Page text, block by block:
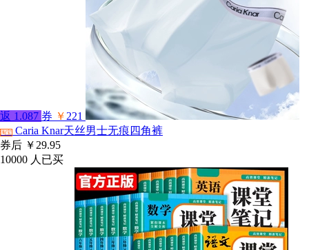
返 1.087 券 ￥ 221
淘宝 Caria Knar天丝男士无痕四角裤
券后 ￥29.95
10000 人已买